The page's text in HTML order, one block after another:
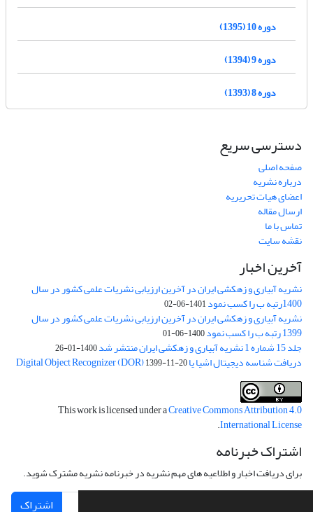
دوره 10 (1395)
دوره 9 (1394)
دوره 8 (1393)
دسترسی سریع
صفحه اصلی
درباره نشریه
اعضای هیات تحریریه
ارسال مقاله
تماس با ما
نقشه سایت
آخرین اخبار
نشریه آبیاری و زهکشی ایران در آخرین ارزیابی نشریات علمی کشور در سال
1400رتبه ب را کسب نمود 1401-06-02
نشریه آبیاری و زهکشی ایران در آخرین ارزیابی نشریات علمی کشور در سال
1399 رتبه ب را کسب نمود 1400-06-01
جلد 15 شماره 1 نشریه آبیاری و زهکشی ایران منتشر شد 1400-01-26
دریافت شناسه دیجیتال اشیا یا Digital Object Recognizer (DOR)1399-11-20
This work is licensed under aCreative Commons Attribution 4.0
International License
.
اشتراک خبرنامه
برای دریافت اخبار و اطلاعیه های مهم نشریه در خبرنامه نشریه مشترک شوید.
اشتراک